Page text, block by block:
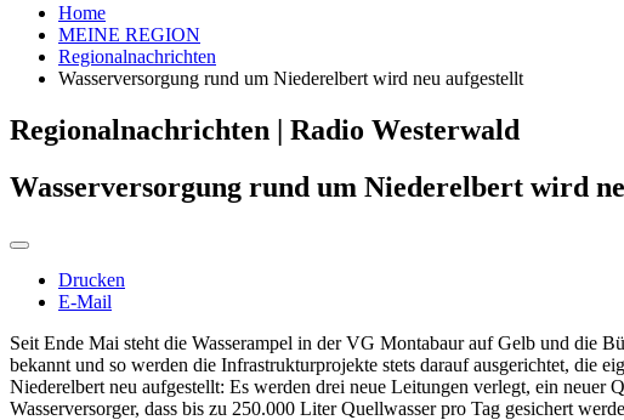
Home
MEINE REGION
Regionalnachrichten
Wasserversorgung rund um Niederelbert wird neu aufgestellt
Regionalnachrichten | Radio Westerwald
Wasserversorgung rund um Niederelbert wird
Drucken
E-Mail
Seit Ende Mai steht die Wasserampel in der VG Montabaur auf Gelb und die
bekannt und so werden die Infrastrukturprojekte stets darauf ausgerichtet, die
Niederelbert neu aufgestellt: Es werden drei neue Leitungen verlegt, ein neuer
Wasserversorger, dass bis zu 250.000 Liter Quellwasser pro Tag gesichert